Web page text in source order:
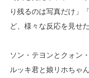
り残るのは写真だけ」
ど、様々な反応を見せた
ソン・テヨンとクォン
ルッキ君と娘リホちゃ